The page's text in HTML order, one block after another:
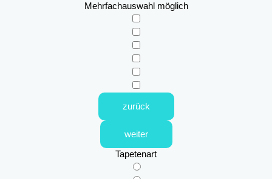
Mehrfachauswahl möglich
zurück
weiter
Tapetenart